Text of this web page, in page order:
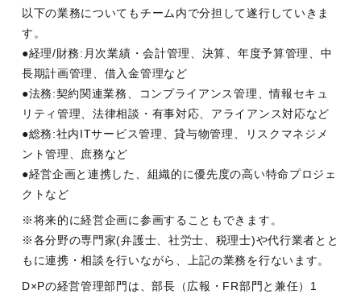
以下の業務についてもチーム内で分担して遂行していきま
す。
●経理/財務:月次業績・会計管理、決算、年度予算管理、中
長期計画管理、借入金管理など
●法務:契約関連業務、コンプライアンス管理、情報セキュ
リティ管理、法律相談・有事対応、アライアンス対応など
●総務:社内ITサービス管理、貸与物管理、リスクマネジメ
ント管理、庶務など
●経営企画と連携した、組織的に優先度の高い特命プロジェ
クトなど
※将来的に経営企画に参画することもできます。
※各分野の専門家(弁護士、社労士、税理士)や代行業者とと
もに連携・相談を行いながら、上記の業務を行ないます。
D×Pの経営管理部門は、部長（広報・FR部門と兼任）1